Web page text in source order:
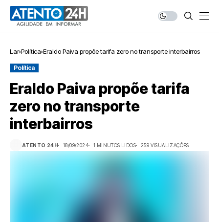
Lar Política Eraldo Paiva propõe tarifa zero no transporte interbairros
Política
Eraldo Paiva propõe tarifa
zero no transporte
interbairros
ATENTO 24H 18/09/2024 1 MINUTOS LIDOS 259 VISUALIZAÇÕES